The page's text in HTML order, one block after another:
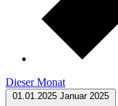
Dieser Monat
01.01.2025 Januar 2025